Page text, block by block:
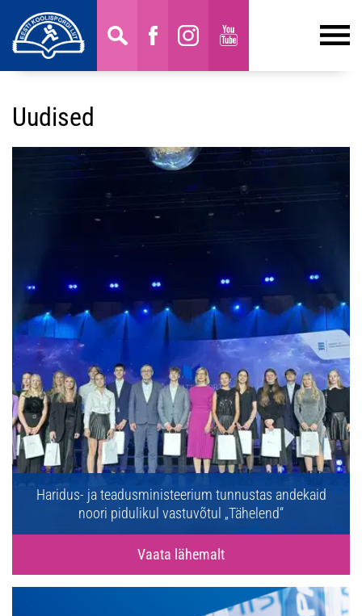
Uudised
Haridus- ja teadusministeerium tunnustas andekaid
noori pidulikul vastuvõtul „Tähelend“
Vaata lähemalt